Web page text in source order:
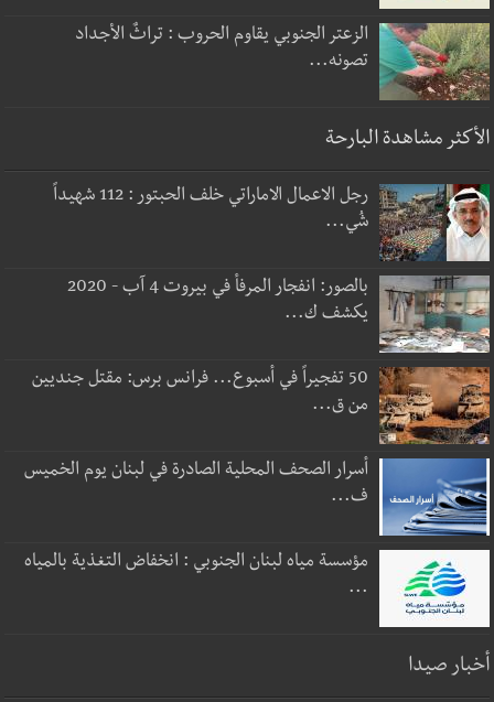
الزعتر الجنوبي يقاوم الحروب : تراثٌ الأجداد
تصونه...
الأكثر مشاهدة البارحة
رجل الاعمال الاماراتي خلف الحبتور : 112 شهيداً
شُي...
بالصور: انفجار المرفأ في بيروت 4 آب - 2020
يكشف ك...
50 تفجيراً في أسبوع... فرانس برس: مقتل جنديين
من ق...
أسرار الصحف المحلية الصادرة في لبنان يوم الخميس
ف...
مؤسسة مياه لبنان الجنوبي : انخفاض التغذية بالمياه
...
أخبار صيدا